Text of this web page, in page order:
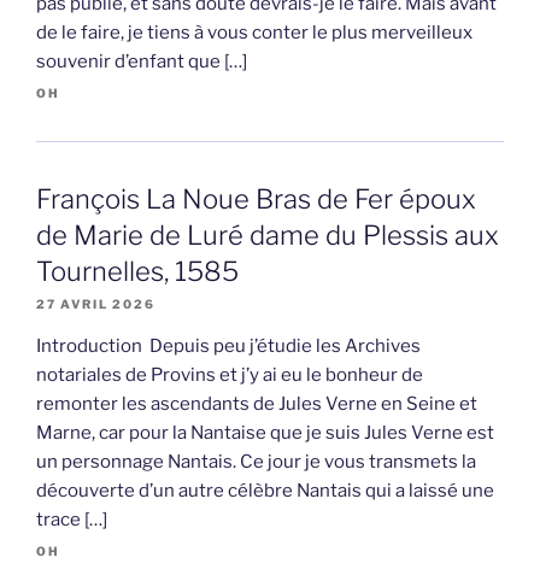
de le faire, je tiens à vous conter le plus merveilleux
souvenir d’enfant que […]
OH
François La Noue Bras de Fer époux
de Marie de Luré dame du Plessis aux
Tournelles, 1585
27 AVRIL 2026
Introduction Depuis peu j’étudie les Archives
notariales de Provins et j’y ai eu le bonheur de
remonter les ascendants de Jules Verne en Seine et
Marne, car pour la Nantaise que je suis Jules Verne est
un personnage Nantais. Ce jour je vous transmets la
découverte d’un autre célèbre Nantais qui a laissé une
trace […]
OH